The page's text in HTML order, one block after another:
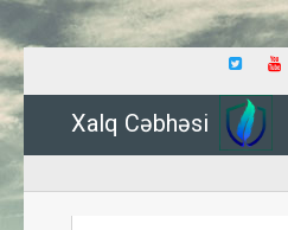
Xalq Cəbhəsi